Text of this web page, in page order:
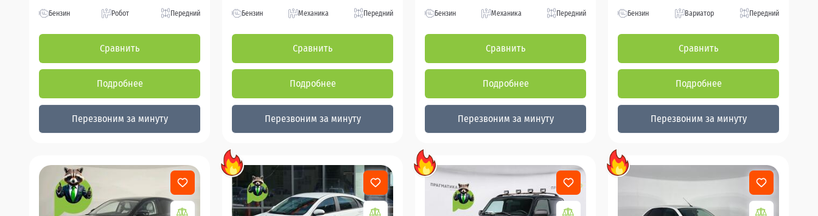
Бензин Робот Передний
Сравнить
Подробнее
Перезвоним за минуту
Бензин Механика Передний
Сравнить
Подробнее
Перезвоним за минуту
Бензин Механика Передний
Сравнить
Подробнее
Перезвоним за минуту
Бензин Вариатор Передний
Сравнить
Подробнее
Перезвоним за минуту